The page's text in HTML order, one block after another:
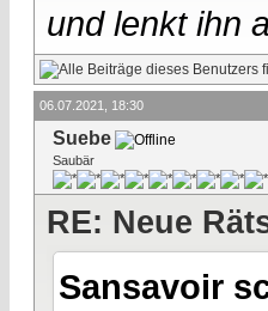
und lenkt ihn
06.07.2021, 18:30
Suebe
Saubär
RE: Neue
Sansavoir